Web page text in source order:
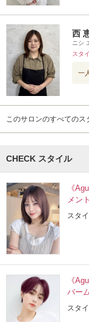
西
ニシ
スタ
一
このサロンのすべてのス
CHECK スタイル
《
メン
スタ
《
バー
スタ